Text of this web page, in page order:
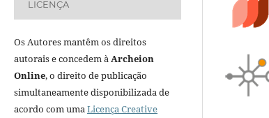
LICENÇA
Os Autores mantêm os direitos
autorais e concedem à Archeion
Online, o direito de publicação
simultaneamente disponibilizada de
acordo com uma Licença Creative